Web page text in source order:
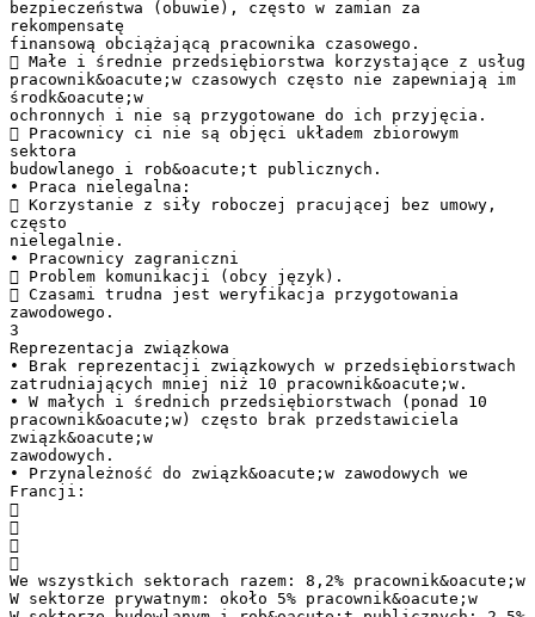
bezpieczeństwa (obuwie), często w zamian za
rekompensatę
finansową obciążającą pracownika czasowego.
 Małe i średnie przedsiębiorstwa korzystające z usług
pracownik&oacute;w czasowych często nie zapewniają im
środk&oacute;w
ochronnych i nie są przygotowane do ich przyjęcia.
 Pracownicy ci nie są objęci układem zbiorowym
sektora
budowlanego i rob&oacute;t publicznych.
• Praca nielegalna:
 Korzystanie z siły roboczej pracującej bez umowy,
często
nielegalnie.
• Pracownicy zagraniczni
 Problem komunikacji (obcy język).
 Czasami trudna jest weryfikacja przygotowania
zawodowego.
3
Reprezentacja związkowa
• Brak reprezentacji związkowych w przedsiębiorstwach
zatrudniających mniej niż 10 pracownik&oacute;w.
• W małych i średnich przedsiębiorstwach (ponad 10
pracownik&oacute;w) często brak przedstawiciela
związk&oacute;w
zawodowych.
• Przynależność do związk&oacute;w zawodowych we
Francji:




We wszystkich sektorach razem: 8,2% pracownik&oacute;w
W sektorze prywatnym: około 5% pracownik&oacute;w